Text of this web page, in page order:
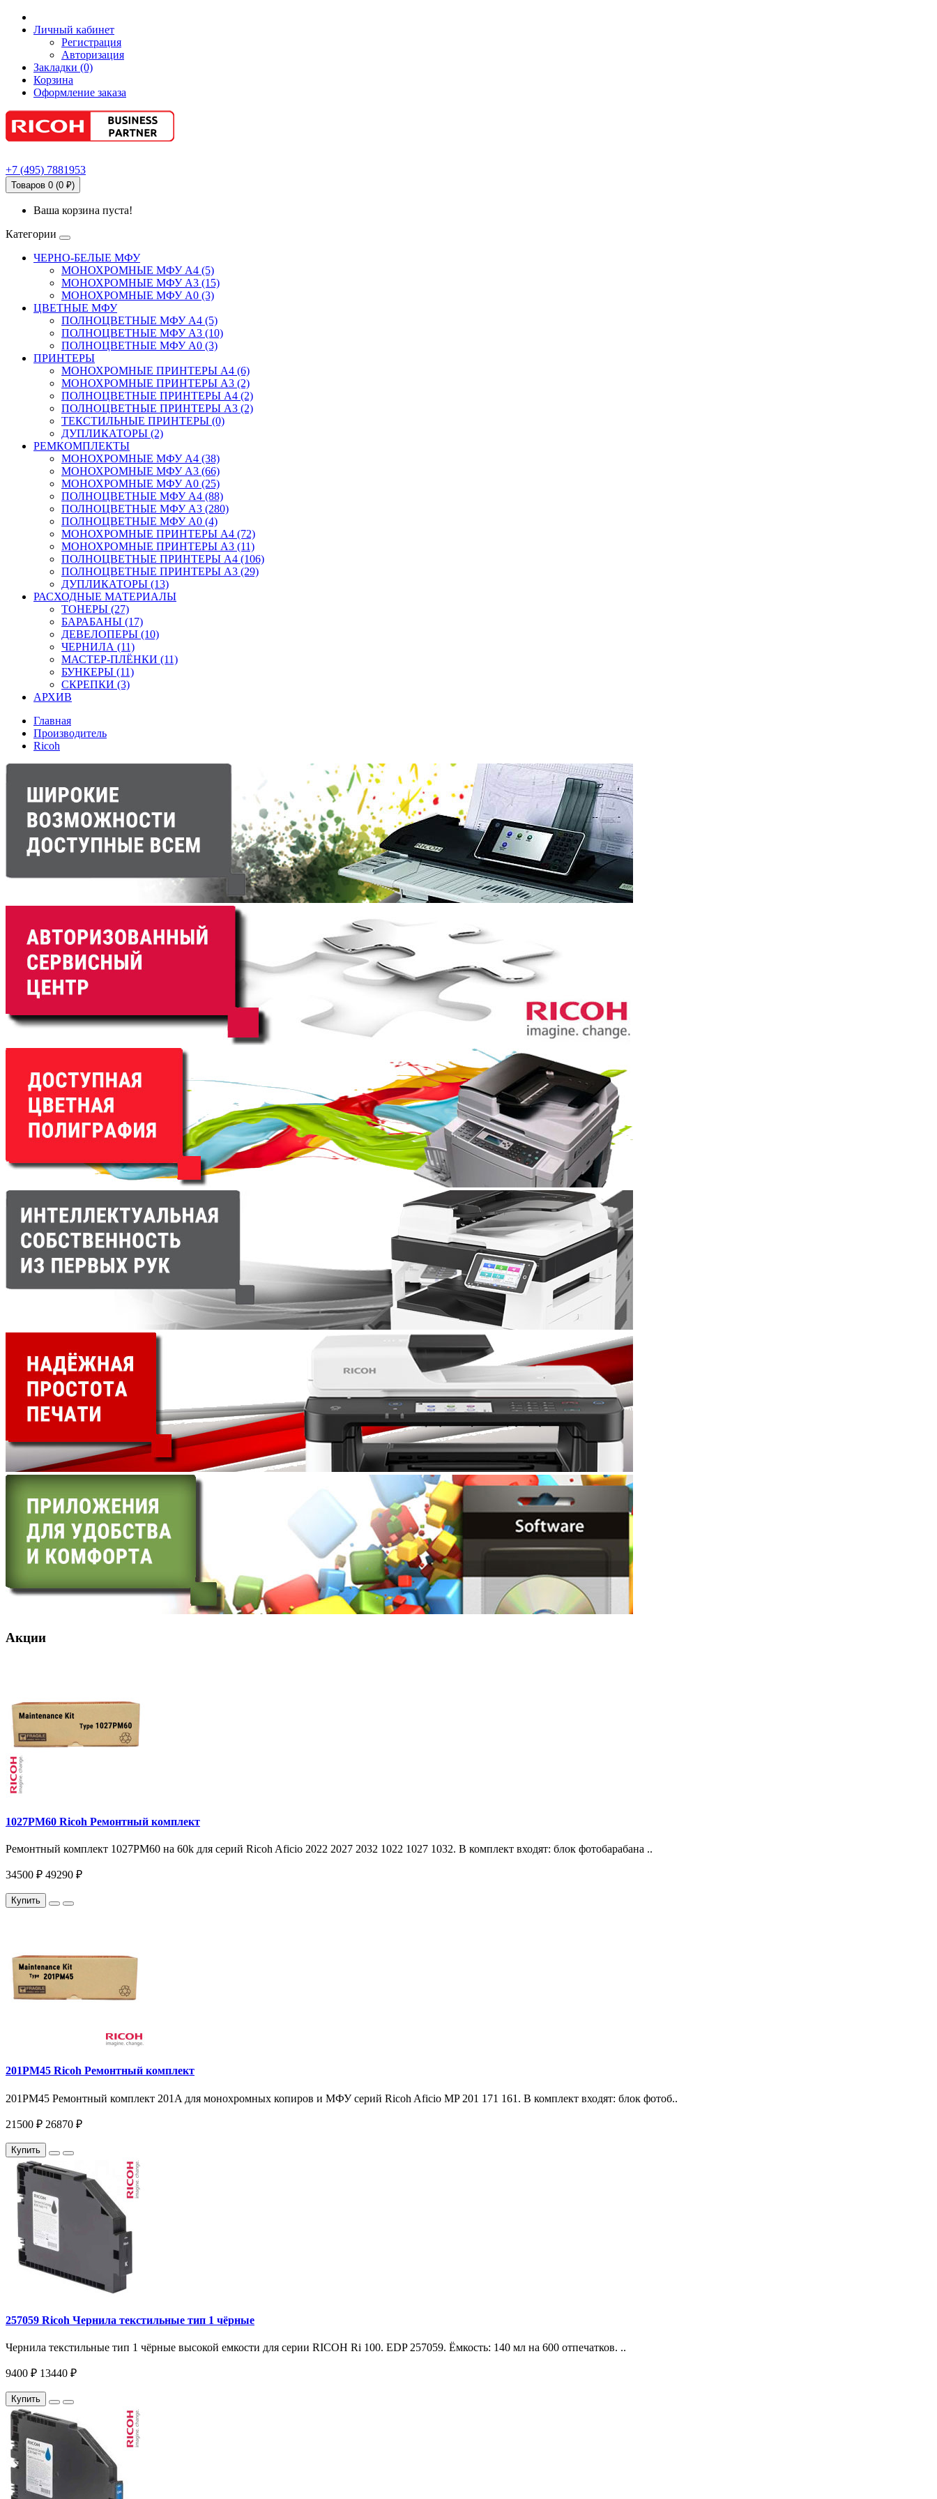
Личный кабинет
Регистрация
Авторизация
Закладки (0)
Корзина
Оформление заказа
+7 (495) 7881953
Товаров 0 (0 ₽)
Ваша корзина пуста!
Категории
ЧЕРНО-БЕЛЫЕ МФУ
МОНОХРОМНЫЕ МФУ А4 (5)
МОНОХРОМНЫЕ МФУ А3 (15)
МОНОХРОМНЫЕ МФУ А0 (3)
ЦВЕТНЫЕ МФУ
ПОЛНОЦВЕТНЫЕ МФУ А4 (5)
ПОЛНОЦВЕТНЫЕ МФУ А3 (10)
ПОЛНОЦВЕТНЫЕ МФУ А0 (3)
ПРИНТЕРЫ
МОНОХРОМНЫЕ ПРИНТЕРЫ А4 (6)
МОНОХРОМНЫЕ ПРИНТЕРЫ А3 (2)
ПОЛНОЦВЕТНЫЕ ПРИНТЕРЫ А4 (2)
ПОЛНОЦВЕТНЫЕ ПРИНТЕРЫ А3 (2)
ТЕКСТИЛЬНЫЕ ПРИНТЕРЫ (0)
ДУПЛИКАТОРЫ (2)
РЕМКОМПЛЕКТЫ
МОНОХРОМНЫЕ МФУ А4 (38)
МОНОХРОМНЫЕ МФУ А3 (66)
МОНОХРОМНЫЕ МФУ А0 (25)
ПОЛНОЦВЕТНЫЕ МФУ А4 (88)
ПОЛНОЦВЕТНЫЕ МФУ А3 (280)
ПОЛНОЦВЕТНЫЕ МФУ А0 (4)
МОНОХРОМНЫЕ ПРИНТЕРЫ А4 (72)
МОНОХРОМНЫЕ ПРИНТЕРЫ А3 (11)
ПОЛНОЦВЕТНЫЕ ПРИНТЕРЫ А4 (106)
ПОЛНОЦВЕТНЫЕ ПРИНТЕРЫ А3 (29)
ДУПЛИКАТОРЫ (13)
РАСХОДНЫЕ МАТЕРИАЛЫ
ТОНЕРЫ (27)
БАРАБАНЫ (17)
ДЕВЕЛОПЕРЫ (10)
ЧЕРНИЛА (11)
МАСТЕР-ПЛЁНКИ (11)
БУНКЕРЫ (11)
СКРЕПКИ (3)
АРХИВ
Главная
Производитель
Ricoh
Акции
1027PM60 Ricoh Ремонтный комплект
Ремонтный комплект 1027PM60 на 60k для серий Ricoh Aficio 2022 2027 2032 1022 1027 1032. В комплект входят: блок фотобарабана ..
34500 ₽ 49290 ₽
Купить
201PM45 Ricoh Ремонтный комплект
201PM45 Ремонтный комплект 201A для монохромных копиров и МФУ серий Ricoh Aficio MP 201 171 161. В комплект входят: блок фотоб..
21500 ₽ 26870 ₽
Купить
257059 Ricoh Чернила текстильные тип 1 чёрные
Чернила текстильные тип 1 чёрные высокой емкости для серии RICOH Ri 100. EDP 257059. Ёмкость: 140 мл на 600 отпечатков. ..
9400 ₽ 13440 ₽
Купить